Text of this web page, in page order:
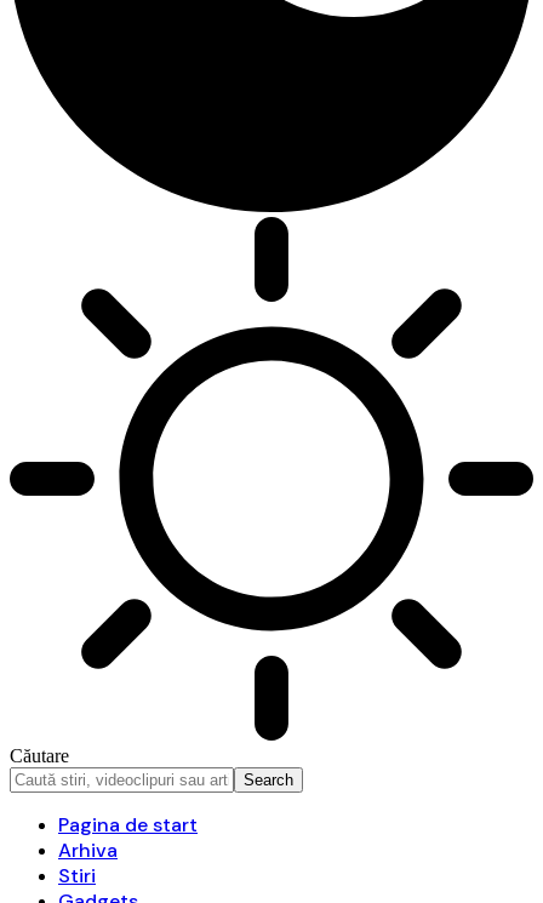
Căutare
Pagina de start
Arhiva
Stiri